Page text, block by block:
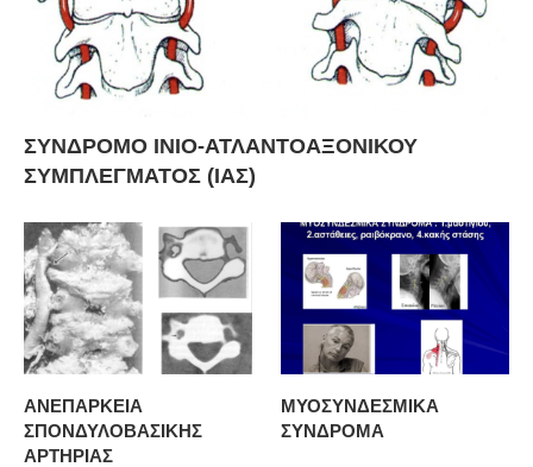
ΣΥΝΔΡΟΜΟ ΙΝΙΟ-ΑΤΛΑΝΤΟΑΞΟΝΙΚΟΥ
ΣΥΜΠΛΕΓΜΑΤΟΣ (ΙΑΣ)
ΑΝΕΠΑΡΚΕΙΑ
ΣΠΟΝΔΥΛΟΒΑΣΙΚΗΣ
ΑΡΤΗΡΙΑΣ
ΜΥΟΣΥΝΔΕΣΜΙΚΑ
ΣΥΝΔΡΟΜΑ